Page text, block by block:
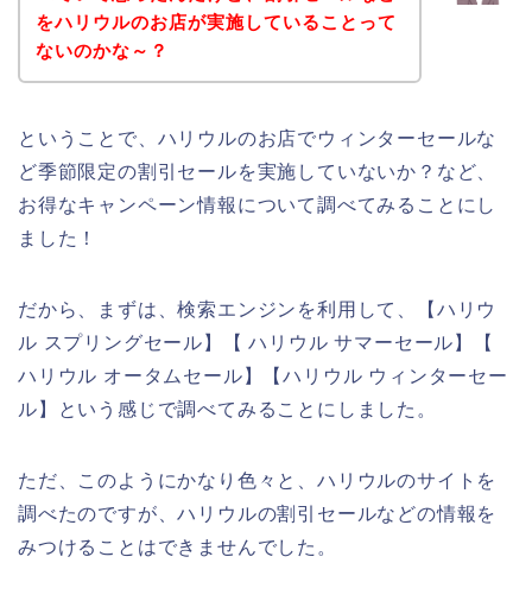
をハリウルのお店が実施していることって
ないのかな～？
ということで、ハリウルのお店でウィンターセールな
ど季節限定の割引セールを実施していないか？など、
お得なキャンペーン情報について調べてみることにし
ました！
だから、まずは、検索エンジンを利用して、【ハリウ
ル スプリングセール】【 ハリウル サマーセール】【
ハリウル オータムセール】【ハリウル ウィンターセー
ル】という感じで調べてみることにしました。
ただ、このようにかなり色々と、ハリウルのサイトを
調べたのですが、ハリウルの割引セールなどの情報を
みつけることはできませんでした。